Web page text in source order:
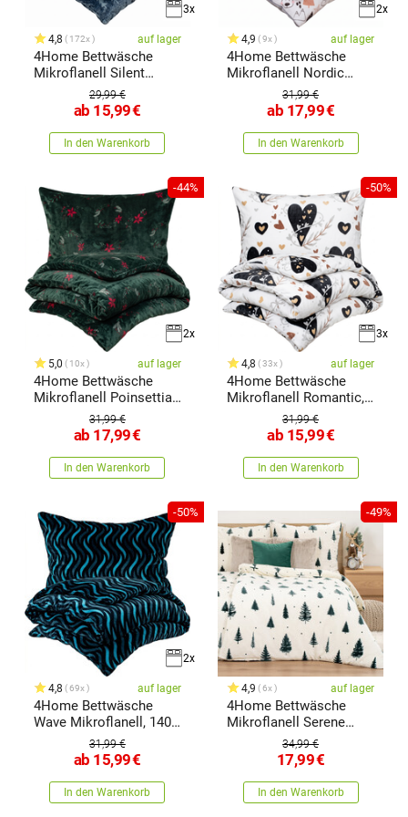
3x
4,8 172x auf lager
4Home Bettwäsche
Mikroflanell Silent
29,99 €
ab 15,99€
In den Warenkorb
2x
4,9 9x auf lager
4Home Bettwäsche
Mikroflanell Nordic
31,99 €
ab 17,99€
In den Warenkorb
-44%
2x
5,0 10x auf lager
4Home Bettwäsche
Mikroflanell Poinsettia,
31,99 €
ab 17,99€
In den Warenkorb
-50%
3x
4,8 33x auf lager
4Home Bettwäsche
Mikroflanell Romantic,
31,99 €
ab 15,99€
In den Warenkorb
-50%
2x
4,8 69x auf lager
4Home Bettwäsche
Wave Mikroflanell, 140 x
31,99 €
ab 15,99€
In den Warenkorb
-49%
4,9 6x auf lager
4Home Bettwäsche
Mikroflanell Serene
Forest, 160 x 200 cm, 70
34,99 €
17,99€
In den Warenkorb